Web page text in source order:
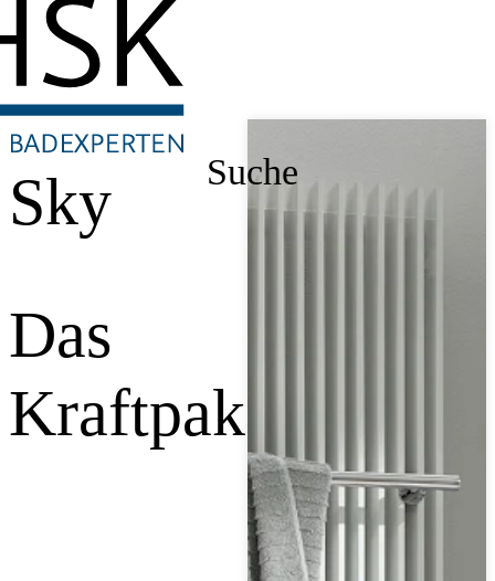
Suche
Sky
Das
Kraftpaket